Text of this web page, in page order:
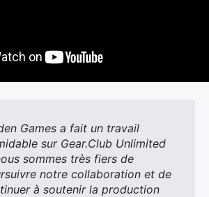
Games a fait un travail
sur Gear.Club Unlimited
sommes très fiers de
notre collaboration et de
à soutenir la production